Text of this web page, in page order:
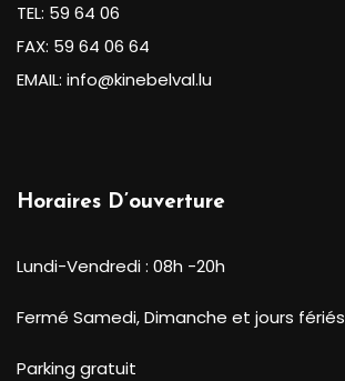
TEL: 59 64 06
FAX: 59 64 06 64
EMAIL: info@kinebelval.lu
Horaires D’ouverture
Lundi-Vendredi : 08h -20h
Fermé Samedi, Dimanche et jours fériés
Parking gratuit